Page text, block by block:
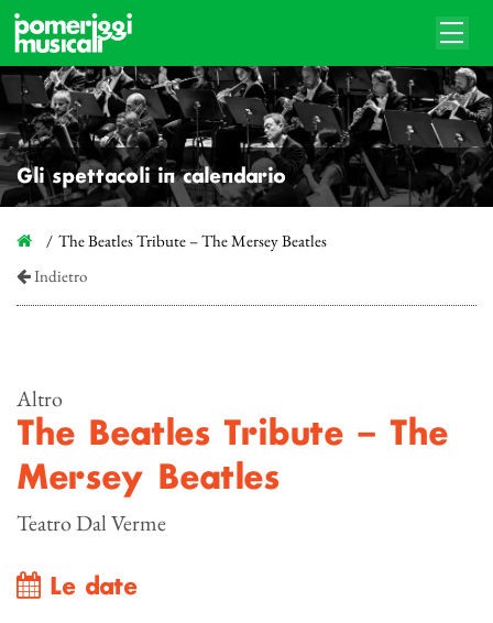
Gli spettacoli in calendario
The Beatles Tribute – The Mersey Beatles
Indietro
Altro
The Beatles Tribute – The
Mersey Beatles
Teatro Dal Verme
Le date